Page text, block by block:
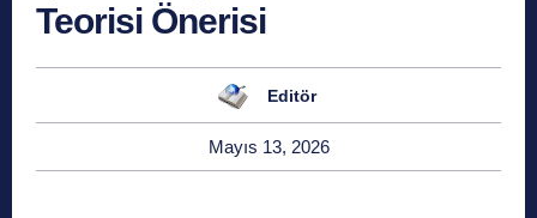
Teorisi Önerisi
Editör
Mayıs 13, 2026